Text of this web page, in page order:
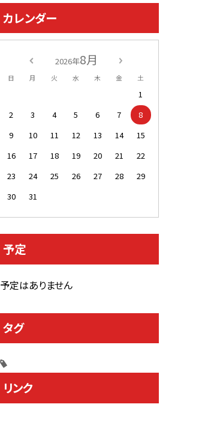
カレンダー
2026年8月
日 月 火 水 木 金 土
1
2
3 4 5 6 7
8
9
10 11 12 13 14
15
16
17 18 19 20 21
22
23
24 25 26 27 28
29
30
31
予定
予定はありません
タグ
リンク